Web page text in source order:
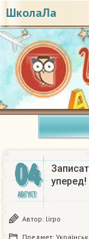
ШколаЛа
04
АВГУСТ
Автор: lirpo
Предмет: